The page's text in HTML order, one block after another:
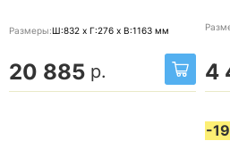
Размеры:Ш:832 x Г:276 x В:1163 мм
20 885 р. 4
-